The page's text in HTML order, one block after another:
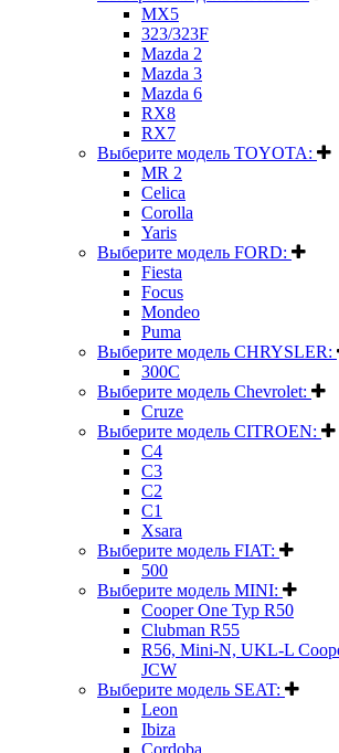
MX5
323/323F
Mazda 2
Mazda 3
Mazda 6
RX8
RX7
Выберите модель TOYOTA:
MR 2
Celica
Corolla
Yaris
Выберите модель FORD:
Fiesta
Focus
Mondeo
Puma
Выберите модель CHRYSLER:
300C
Выберите модель Chevrolet:
Cruze
Выберите модель CITROEN:
C4
C3
C2
C1
Xsara
Выберите модель FIAT:
500
Выберите модель MINI:
Cooper One Typ R50
Clubman R55
R56, Mini-N, UKL-L
JCW
Выберите модель SEAT:
Leon
Ibiza
Cordoba